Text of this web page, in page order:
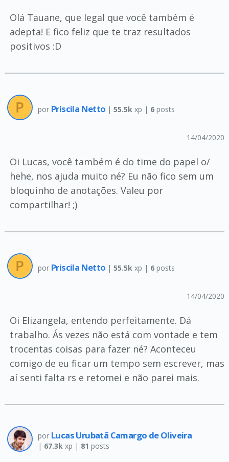
Olá Tauane, que legal que você também é
adepta! E fico feliz que te traz resultados
positivos :D
por Priscila Netto | 55.5k xp | 6posts
14/04/2020
Oi Lucas, você também é do time do papel o/
hehe, nos ajuda muito né? Eu não fico sem um
bloquinho de anotações. Valeu por
compartilhar! ;)
por Priscila Netto | 55.5k xp | 6posts
14/04/2020
Oi Elizangela, entendo perfeitamente. Dá
trabalho. Ás vezes não está com vontade e tem
trocentas coisas para fazer né? Aconteceu
comigo de eu ficar um tempo sem escrever, mas
aí senti falta rs e retomei e não parei mais.
por Lucas Urubatã Camargo de Oliveira
| 67.3kxp | 81 posts